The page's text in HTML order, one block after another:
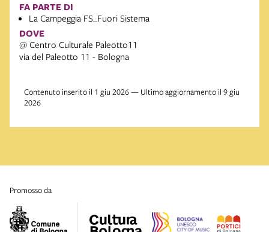
FA PARTE DI
La Campeggia FS_Fuori Sistema
DOVE
@ Centro Culturale Paleotto11
via del Paleotto 11 - Bologna
Contenuto inserito il 1 giu 2026 — Ultimo aggiornamento il 9 giu
2026
promosso da